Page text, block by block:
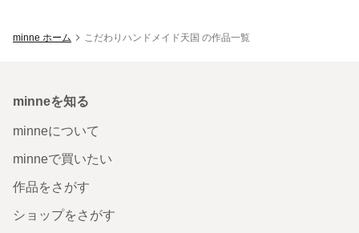
minne ホーム こだわりハンドメイド天国 の作品一覧
minneを知る
minneについて
minneで買いたい
作品をさがす
ショップをさがす